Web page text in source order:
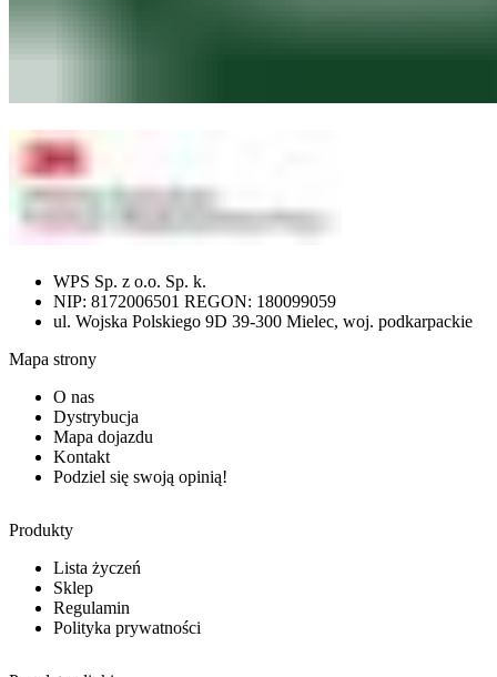
WPS Sp. z o.o. Sp. k.
NIP: 8172006501 REGON: 180099059
ul. Wojska Polskiego 9D 39-300 Mielec, woj. podkarpackie
Mapa strony
O nas
Dystrybucja
Mapa dojazdu
Kontakt
Podziel się swoją opinią!
Produkty
Lista życzeń
Sklep
Regulamin
Polityka prywatności